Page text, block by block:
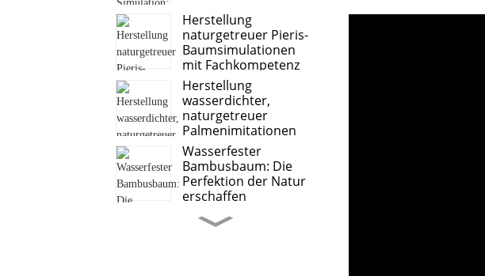
Herstellung
naturgetreuer Pieris-
Baumsimulationen
mit Fachkompetenz
Herstellung
wasserdichter,
naturgetreuer
Palmenimitationen
Wasserfester
Bambusbaum: Die
Perfektion der Natur
erschaffen
Süßkartoffelblätter,
Anthurienblätter –